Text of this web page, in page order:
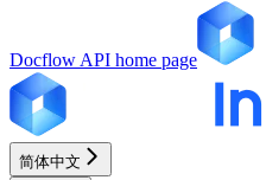
Docflow API home page
简体中文